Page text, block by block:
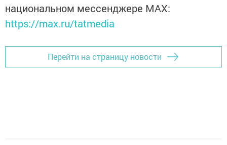
национальном мессенджере MАХ:
https://max.ru/tatmedia
Перейти на страницу новости